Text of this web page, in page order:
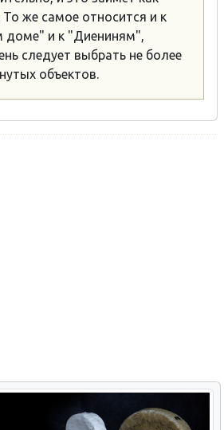
же самое относится и к
доме" и к "Диениням",
следует выбрать не более
объектов.